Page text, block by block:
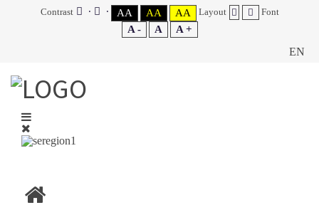
Contrast AA AA AA Layout Font
A - A A +
EN